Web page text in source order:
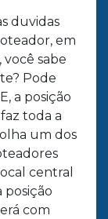
duvidas
em
você sabe
Pode
a posição
toda a
um dos
central
posição
com